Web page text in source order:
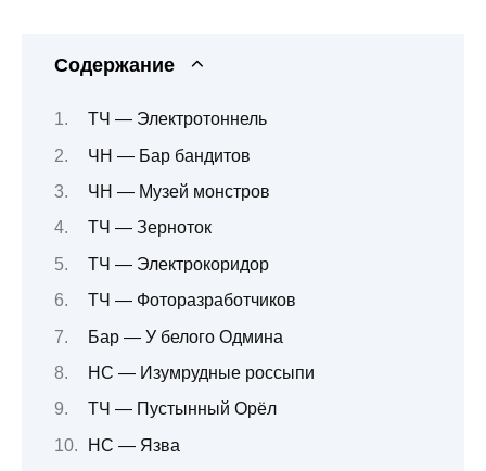
Содержание
ТЧ — Электротоннель
ЧН — Бар бандитов
ЧН — Музей монстров
ТЧ — Зерноток
ТЧ — Электрокоридор
ТЧ — Фоторазработчиков
Бар — У белого Одмина
НС — Изумрудные россыпи
ТЧ — Пустынный Орёл
НС — Язва